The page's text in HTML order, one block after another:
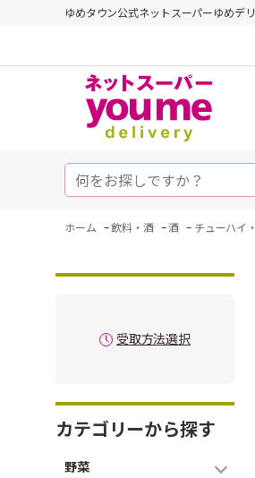
ゆめタウン公式ネットスーパーゆめデ
ホーム -飲料・酒 -酒 - チューハイ
受取方法選択
カテゴリーから探す
野菜